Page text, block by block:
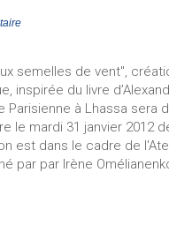
semelles de vent",
inspirée du livre
Parisienne à Lhassa sera
le mardi 31 janvier 2012
est dans le cadre de
par par Irène